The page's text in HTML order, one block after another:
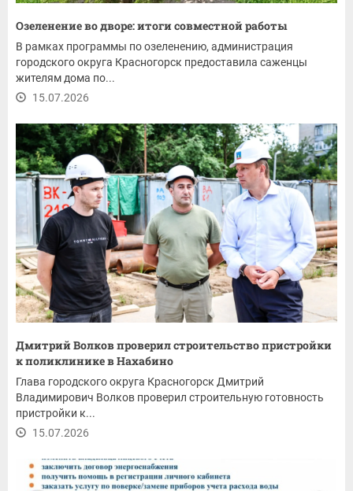
Озеленение во дворе: итоги совместной работы
В рамках программы по озеленению, администрация
городского округа Красногорск предоставила саженцы
жителям дома по...
15.07.2026
Дмитрий Волков проверил строительство пристройки
к поликлинике в Нахабино
Глава городского округа Красногорск Дмитрий
Владимирович Волков проверил строительную готовность
пристройки к...
15.07.2026